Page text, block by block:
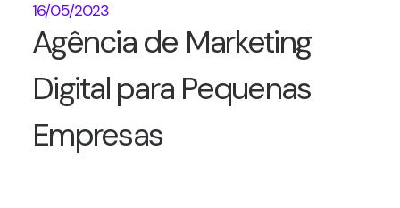
16/05/2023
Agência de Marketing
Digital para Pequenas
Empresas